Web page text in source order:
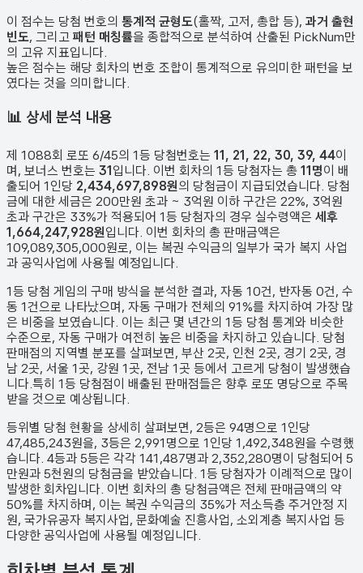
이 점수는 당첨 번호의 통계적 균형도(홀짝, 고저, 총합 등), 과거 출현
빈도, 그리고 패턴 매칭률을 종합적으로 분석하여 산출된 PickNum만
의 고유 지표입니다.
높은 점수는 해당 회차의 번호 조합이 통계적으로 유의미한 패턴을 보
였다는 것을 의미합니다.
📊 상세 분석 내용
제 1088회 로또 6/45의 1등 당첨번호는 11, 21, 22, 30, 39, 44이
며, 보너스 번호는 31입니다. 이번 회차의 1등 당첨자는 총 11명이 배
출되어 1인당 2,434,697,898원의 당첨금이 지급되었습니다. 당첨
금에 대한 세금은 200만원 초과 ~ 3억원 이하 구간은 22%, 3억원
초과 구간은 33%가 적용되어 1등 당첨자의 경우 실수령액은 세후
1,664,247,928원입니다. 이번 회차의 총 판매금액은
109,089,305,000원로, 이는 복권 수익금의 일부가 국가 복지 사업
과 공익사업에 사용될 예정입니다.
1등 당첨 게임의 구매 방식을 분석한 결과, 자동 10건, 반자동 0건, 수
동 1건 으로 나타났으며, 자동 구매가 전체의 91%를 차지하여 가장 많
은 비중을 보였습니다. 이는 최근 몇 년간의 1등 당첨 통계와 비슷한
수준으로, 자동 구매가 여전히 높은 비중을 차지하고 있습니다. 당첨
판매점의 지역별 분포를 살펴보면, 부산 2곳, 인천 2곳, 경기 2곳, 경
남 2곳, 서울 1곳, 강원 1곳, 전남 1곳 등에서 고르게 당첨이 발생했습
니다. 특히 1등 당첨점이 배출된 판매점들은 향후 로또 명당으로 주목
받을 것으로 예상됩니다.
등위별 당첨 현황을 상세히 살펴보면, 2등은 94명으로 1인당
47,485,243원을, 3등은 2,991 명으로 1인당 1,492,348원을 수령했
습니다. 4등과 5등은 각각 141,487명과 2,352,280명이 당첨되어 5
만원과 5천원의 당첨금을 받았습니다. 1등 당첨자가 이례적으로 많이
발생한 회차입니다. 이번 회차의 총 당첨금액은 전체 판매금액의 약
50%를 차지하며, 이는 복권 수익금의 35%가 저소득층 주거안정 지
원, 국가유공자 복지사업, 문화예술 진흥사업, 소외계층 복지사업 등
다양한 공익사업에 사용될 예정입니다.